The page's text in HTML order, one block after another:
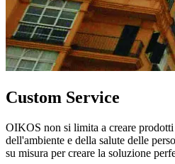
Custom Service
OIKOS non si limita a creare
dell'ambiente e della salute delle
su misura per creare la soluzione